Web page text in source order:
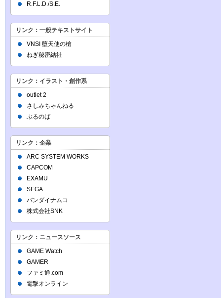
R.F.L.D./S.E.
リンク：一般テキストサイト
VNSI 堕天使の槍
ねぎ秘密結社
リンク：イラスト・創作系
outlet 2
さしみちゃんねる
ぶるのば
リンク：企業
ARC SYSTEM WORKS
CAPCOM
EXAMU
SEGA
バンダイナムコ
株式会社SNK
リンク：ニュースソース
GAME Watch
GAMER
ファミ通.com
電撃オンライン